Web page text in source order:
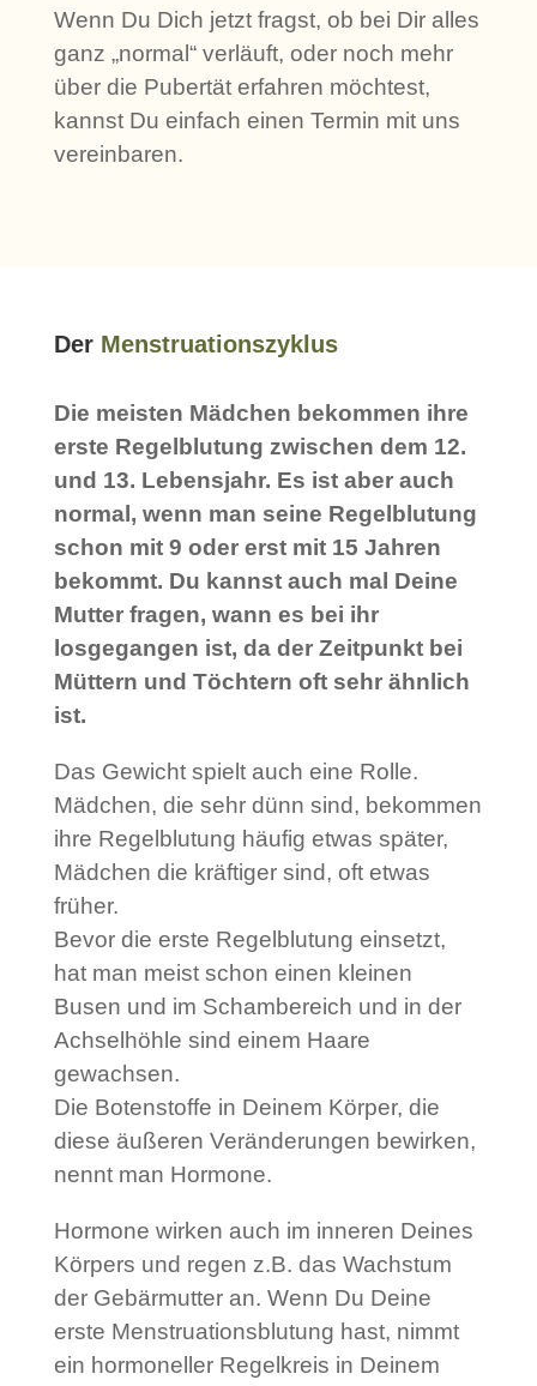
Wenn Du Dich jetzt fragst, ob bei Dir alles
ganz „normal“ verläuft, oder noch mehr
über die Pubertät erfahren möchtest,
kannst Du einfach einen Termin mit uns
vereinbaren.
Der Menstruationszyklus
Die meisten Mädchen bekommen ihre
erste Regelblutung zwischen dem 12.
und 13. Lebensjahr. Es ist aber auch
normal, wenn man seine Regelblutung
schon mit 9 oder erst mit 15 Jahren
bekommt. Du kannst auch mal Deine
Mutter fragen, wann es bei ihr
losgegangen ist, da der Zeitpunkt bei
Müttern und Töchtern oft sehr ähnlich
ist.
Das Gewicht spielt auch eine Rolle.
Mädchen, die sehr dünn sind, bekommen
ihre Regelblutung häufig etwas später,
Mädchen die kräftiger sind, oft etwas
früher.
Bevor die erste Regelblutung einsetzt,
hat man meist schon einen kleinen
Busen und im Schambereich und in der
Achselhöhle sind einem Haare
gewachsen.
Die Botenstoffe in Deinem Körper, die
diese äußeren Veränderungen bewirken,
nennt man Hormone.
Hormone wirken auch im inneren Deines
Körpers und regen z.B. das Wachstum
der Gebärmutter an. Wenn Du Deine
erste Menstruationsblutung hast, nimmt
ein hormoneller Regelkreis in Deinem